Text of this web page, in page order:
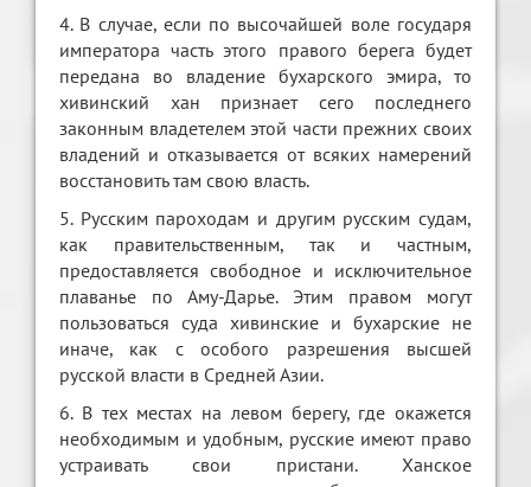
4. В случае, если по высочайшей воле государя
императора часть этого правого берега будет
передана во владение бухарского эмира, то
хивинский хан признает сего последнего
законным владетелем этой части прежних своих
владений и отказывается от всяких намерений
восстановить там свою власть.
5. Русским пароходам и другим русским судам,
как правительственным, так и частным,
предоставляется свободное и исключительное
плаванье по Аму-Дарье. Этим правом могут
пользоваться суда хивинские и бухарские не
иначе, как с особого разрешения высшей
русской власти в Средней Азии.
6. В тех местах на левом берегу, где окажется
необходимым и удобным, русские имеют право
устраивать свои пристани. Ханское